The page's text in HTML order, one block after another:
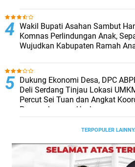
Wakil Bupati Asahan Sambut
Komnas Perlindungan Anak,
Wujudkan Kabupaten Ramah
Dukung Ekonomi Desa, DPC
Deli Serdang Tinjau Lokasi
Percut Sei Tuan dan Angkat
Pengembangan Usaha
TERPOPULER